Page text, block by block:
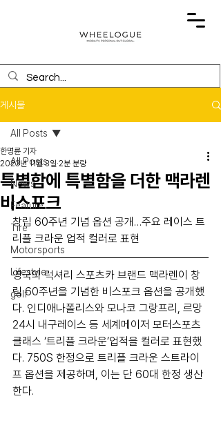
게시물
All Posts
News
Feature
Tire
Motorsports
Lifestyle
golf
All Posts
특별함에 특별함을 더한 맥라렌
비스포크
한명륜 기자
2023년 11월 3일 2분 분량
창립 60주년 기념 옵션 공개…주요 레이스 트
리플 크라운 업적 컬러로 표현
영국의 럭셔리 스포츠카 브랜드 맥라렌이 창
립 60주년을 기념한 비스포크 옵션을 공개했
다. 인디애나폴리스와 모나코 그랑프리, 르망
24시 내구레이스 등 세계메이저 모터스포츠
클래스 ‘트리플 크라운’업적을 컬러로 표현했
다. 750S 한정으로 트리플 크라운 스트라이
프 옵션을 제공하며, 이는 단 60대 한정 생산
한다.